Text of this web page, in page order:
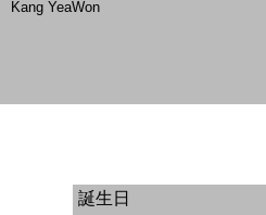
Kang YeaWon
誕生日